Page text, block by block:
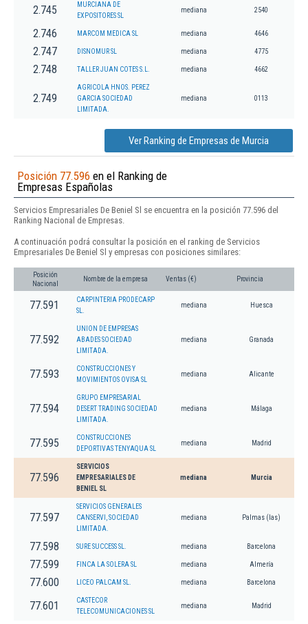
2.745
MURCIANA DE
EXPOSITORES SL
mediana 2540
2.746 MARCOM MEDICA SL mediana 4646
2.747 DISNOMUR SL mediana 4775
2.748 TALLER JUAN COTES S.L. mediana 4662
2.749
AGRICOLA HNOS. PEREZ
GARCIA SOCIEDAD
LIMITADA.
mediana 0113
Ver Ranking de Empresas de Murcia
Posición 77.596 en el Ranking de
Empresas Españolas
Servicios Empresariales De Beniel Sl se encuentra en la posición 77.596 del
Ranking Nacional de Empresas.
A continuación podrá consultar la posición en el ranking de Servicios
Empresariales De Beniel Sl y empresas con posiciones similares:
Posición
Nacional
Nombre de la empresa Ventas (€) Provincia
77.591
CARPINTERIA PRODECARP
SL.
mediana Huesca
77.592
UNION DE EMPRESAS
ABADES SOCIEDAD
LIMITADA.
mediana Granada
77.593
CONSTRUCCIONES Y
MOVIMIENTOS OVISA SL
mediana Alicante
77.594
GRUPO EMPRESARIAL
DESERT TRADING SOCIEDAD
LIMITADA.
mediana Málaga
77.595
CONSTRUCCIONES
DEPORTIVAS TENYAQUA SL
mediana Madrid
77.596
SERVICIOS
EMPRESARIALES DE
BENIEL SL
mediana Murcia
77.597
SERVICIOS GENERALES
CANSERVI, SOCIEDAD
LIMITADA.
mediana Palmas (las)
77.598 SURE SUCCESS SL. mediana Barcelona
77.599 FINCA LA SOLERA SL mediana Almería
77.600 LICEO PALCAM SL. mediana Barcelona
77.601
CASTECOR
TELECOMUNICACIONES SL
mediana Madrid